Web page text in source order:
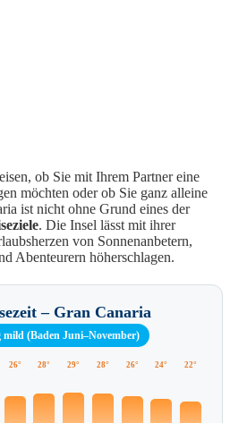
ob Sie mit Ihrem Partner eine
möchten oder ob Sie ganz alleine
ist nicht ohne Grund eines der
. Die Insel lässt mit ihrer
von Sonnenanbetern,
Abenteurern höherschlagen.
– Gran Canaria
mild (Baden Juni–November)
26° 28° 29° 28° 26° 24° 22°